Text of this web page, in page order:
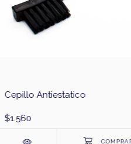
Cepillo Antiestatico
$1.560